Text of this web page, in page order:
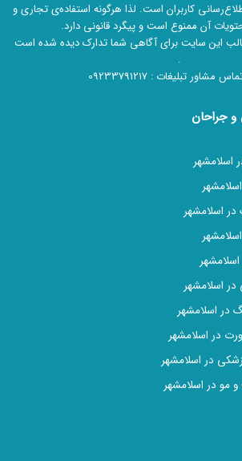
کاربران است. لذا هرگونه استفاده‌ی تجاری و
آن ممنوع است و پیگرد قانونی دارد.
این سایت برای آگاهی شما تدارک دیده شده است
.
مشاور تبلیغات :09233791217
جراحان
اسلامشهر
اسلامشهر
در اسلامشهر
در اسلامشهر
در اسلامشهر
در اسلامشهر
در اسلامشهر